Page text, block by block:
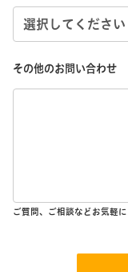
その他のお問い合わせ
ご質問、ご相談などお気軽